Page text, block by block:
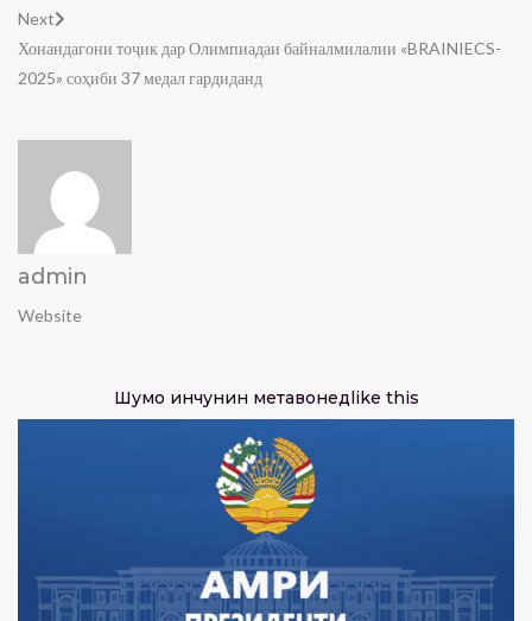
Next
Хонандагони тоҷик дар Олимпиадаи байналмилалии «BRAINIECS-
2025» соҳиби 37 медал гардиданд
admin
Website
Шумо инчунин метавонедlike this